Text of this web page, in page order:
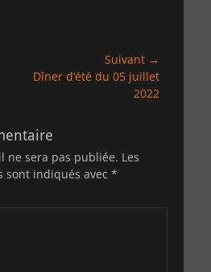
Suivant →
Article
Dîner d’été du 05 juillet
2022
ne sera pas publiée. Les
sont indiqués avec *